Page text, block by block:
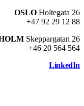
OSLO Holtegata 26
+47 92 29 12 88
Skeppargatan 26
+46 20 564 564
LinkedIn